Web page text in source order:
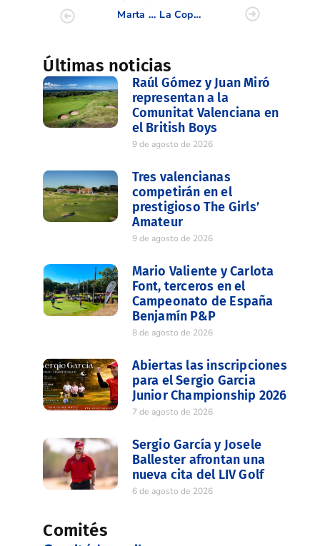
Marta Pérez finaliza cuarta en el Campeonato de España Cadete
La Copa Levante 2013 realizó paradas en Escorpión y El Bosque
Últimas noticias
Raúl Gómez y Juan Miró
representan a la
Comunitat Valenciana en
el British Boys
9 de agosto de 2026
Tres valencianas
competirán en el
prestigioso The Girls’
Amateur
9 de agosto de 2026
Mario Valiente y Carlota
Font, terceros en el
Campeonato de España
Benjamín P&P
8 de agosto de 2026
Abiertas las inscripciones
para el Sergio Garcia
Junior Championship 2026
7 de agosto de 2026
Sergio García y Josele
Ballester afrontan una
nueva cita del LIV Golf
6 de agosto de 2026
Comités